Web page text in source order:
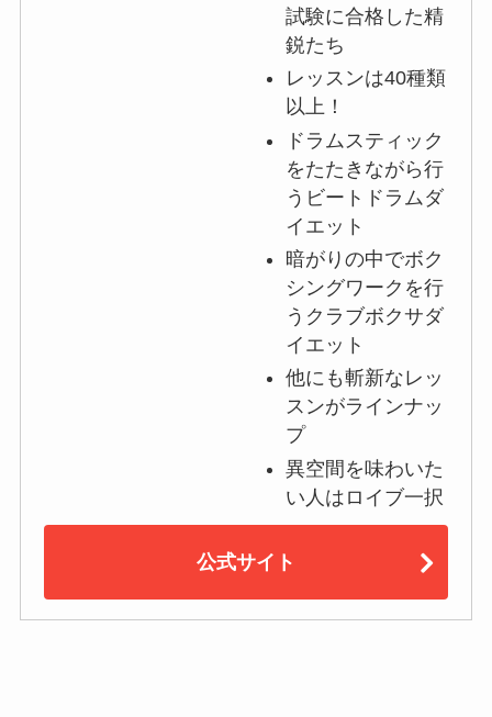
試験に合格した精
鋭たち
レッスンは40種類
以上！
ドラムスティック
をたたきながら行
うビートドラムダ
イエット
暗がりの中でボク
シングワークを行
うクラブボクサダ
イエット
他にも斬新なレッ
スンがラインナッ
プ
異空間を味わいた
い人はロイブ一択
公式サイト